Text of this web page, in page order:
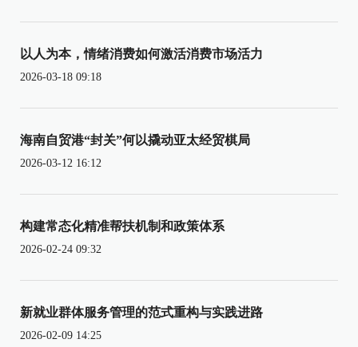
以人为本，情绪消费如何激活消费市场活力
2026-03-18 09:18
海南自贸港“封关”何以撬动亚太经贸棋局
2026-03-12 16:12
构建常态化精准帮扶机制和政策体系
2026-02-24 09:32
新就业群体服务管理的范式重构与实践进路
2026-02-09 14:25